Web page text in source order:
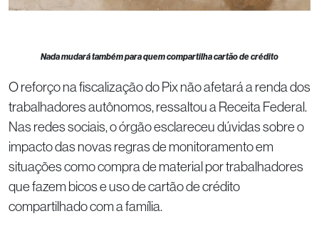
Nada mudará também para quem compartilha cartão de crédito
O reforço na fiscalização do Pix não afetará a renda dos
trabalhadores autônomos, ressaltou a Receita Federal.
Nas redes sociais, o órgão esclareceu dúvidas sobre o
impacto das novas regras de monitoramento em
situações como compra de material por trabalhadores
que fazem bicos e uso de cartão de crédito
compartilhado com a família.